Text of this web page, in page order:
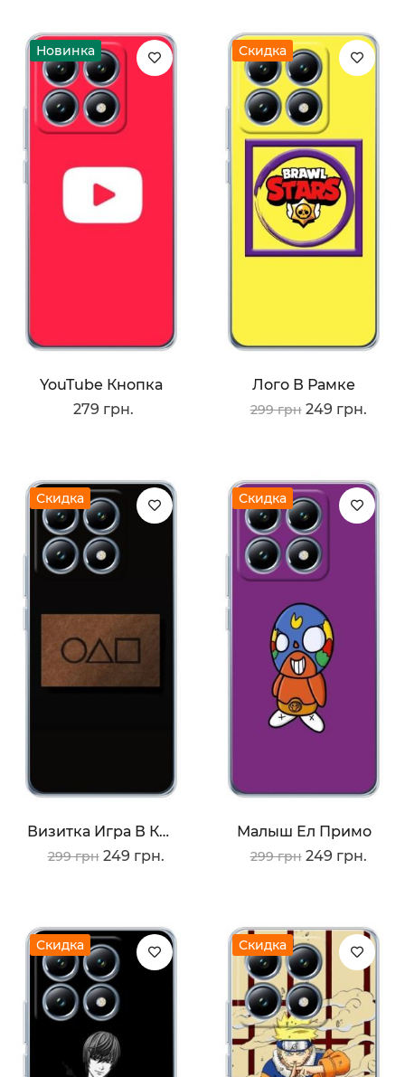
Новинка
YouTube Кнопка
279 грн.
Скидка
Лого В Рамке
299 грн 249 грн.
Скидка
Визитка Игра В Кальмара
299 грн 249 грн.
Скидка
Малыш Ел Примо
299 грн 249 грн.
Скидка Скидка